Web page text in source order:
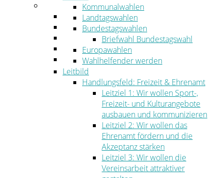
Bauen und Planen
Abfall
Umwelt
Ordnung
Kommunalwahlen
Landtagswahlen
Bundestagswahlen
Briefwahl Bundestagswahl
Europawahlen
Wahlhelfender werden
Leitbild
Handlungsfeld: Freizeit & Ehrenamt
Leitziel 1: Wir wollen Sport-,
Freizeit- und Kulturangebote
ausbauen und kommunizieren
Leitziel 2: Wir wollen das
Ehrenamt fördern und die
Akzeptanz stärken
Leitziel 3: Wir wollen die
Vereinsarbeit attraktiver